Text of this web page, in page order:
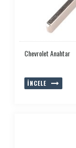
Chevrolet Anahtar
İNCELE